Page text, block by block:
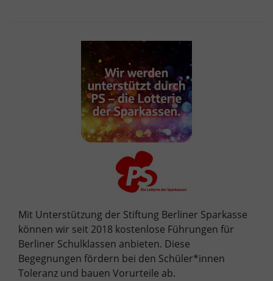
Mit Unterstützung der Stiftung Berliner Sparkasse
können wir seit 2018 kostenlose Führungen für
Berliner Schulklassen anbieten. Diese
Begegnungen fördern bei den Schüler*innen
Toleranz und bauen Vorurteile ab.